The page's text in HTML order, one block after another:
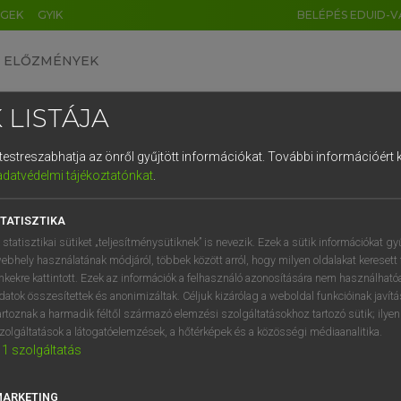
GYIK BELÉPÉS EDUID-
ELŐZMÉNYEK
angol szótár
treatment fn felületi kezelés
treatmentkeresése szótárainkban
LISTÁJA
az önről gyűjtött információkat. További információért
tájékoztatónkat.
statisztikai sütiket „teljesítménysütiknek” is nevezik. Ezek a sütik információkat
használatának módjáról, többek között arról, hogy milyen oldalakat keresett
kattintott. Ezek az információk a felhasználó azonosítására nem
összesítettek és anonimizáltak. Céljuk kizárólag a weboldal funkcióinak
a harmadik féltől származó elemzési szolgáltatásokhoz tartozó sütik;
a látogatóelemzések, a hőtérképek és a közösségi médiaanalitika.
1 szolgáltatás
DE CN FR ES IT NL
1 2 3 4 5 6 7 8 9
q w e r t z u i
a s d f g h j k l é
í y x c v b n m , .